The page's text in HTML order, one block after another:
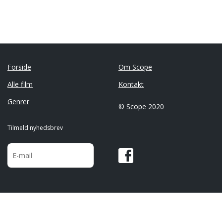
Forside
Alle film
Genrer
Om Scope
Kontakt
© Scope 2020
Tilmeld nyhedsbrev